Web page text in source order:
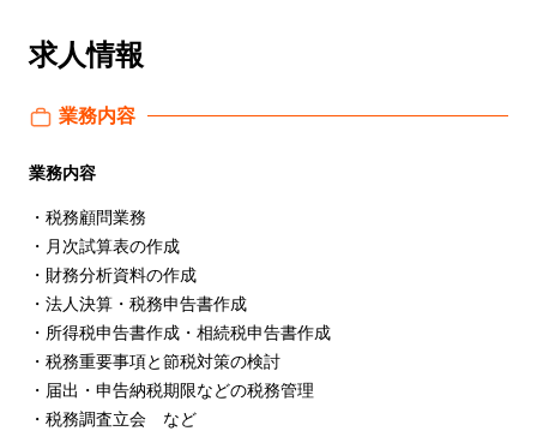
求人情報
業務内容
業務内容
・税務顧問業務
・月次試算表の作成
・財務分析資料の作成
・法人決算・税務申告書作成
・所得税申告書作成・相続税申告書作成
・税務重要事項と節税対策の検討
・届出・申告納税期限などの税務管理
・税務調査立会 など